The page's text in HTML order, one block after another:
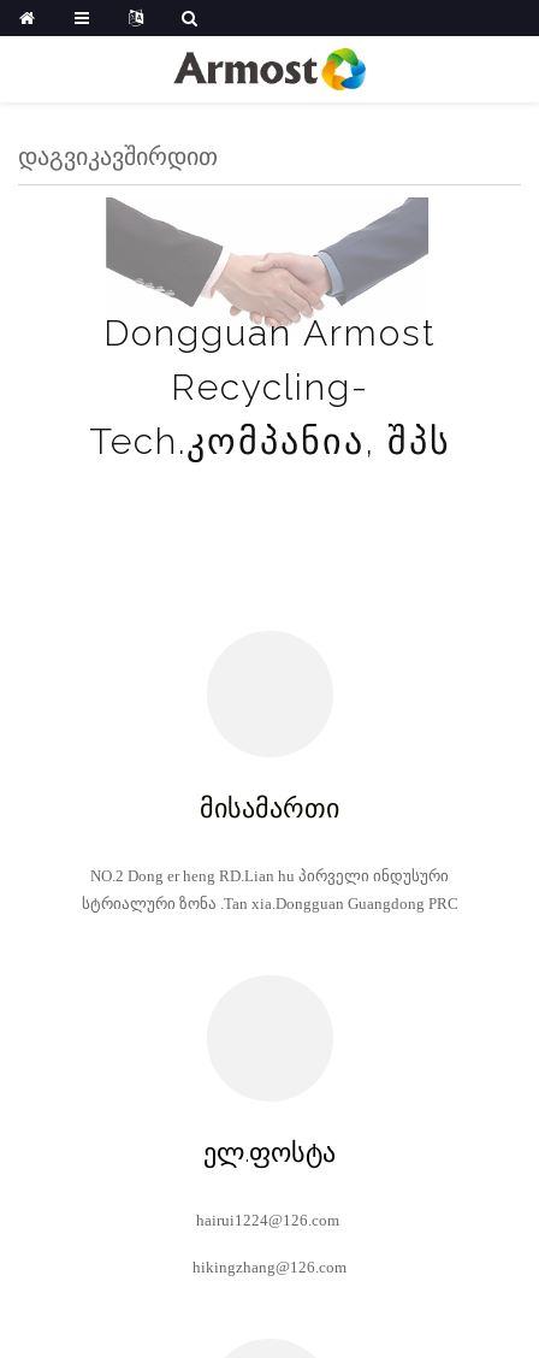
ᲓᲐᲒᲕᲘᲙᲐᲕᲨᲘᲠᲓᲘᲗ
Dongguan Armost
Recycling-
Tech.კომპანია, შპს
მისამართი
NO.2 Dong er heng RD.Lian hu პირველი ინდუსური
სტრიალური ზონა .Tan xia.Dongguan Guangdong PRC
ელ.ფოსტა
hairui1224@126.com
hikingzhang@126.com